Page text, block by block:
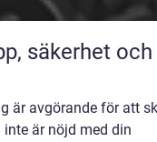
är avgörande för att
är nöjd med din